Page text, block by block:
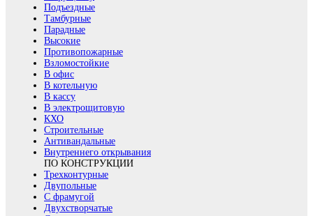
Подъездные
Тамбурные
Парадные
Высокие
Противопожарные
Взломостойкие
В офис
В котельную
В кассу
В электрощитовую
КХО
Строительные
Антивандальные
Внутреннего открывания
ПО КОНСТРУКЦИИ
Трехконтурные
Двупольные
С фрамугой
Двухстворчатые